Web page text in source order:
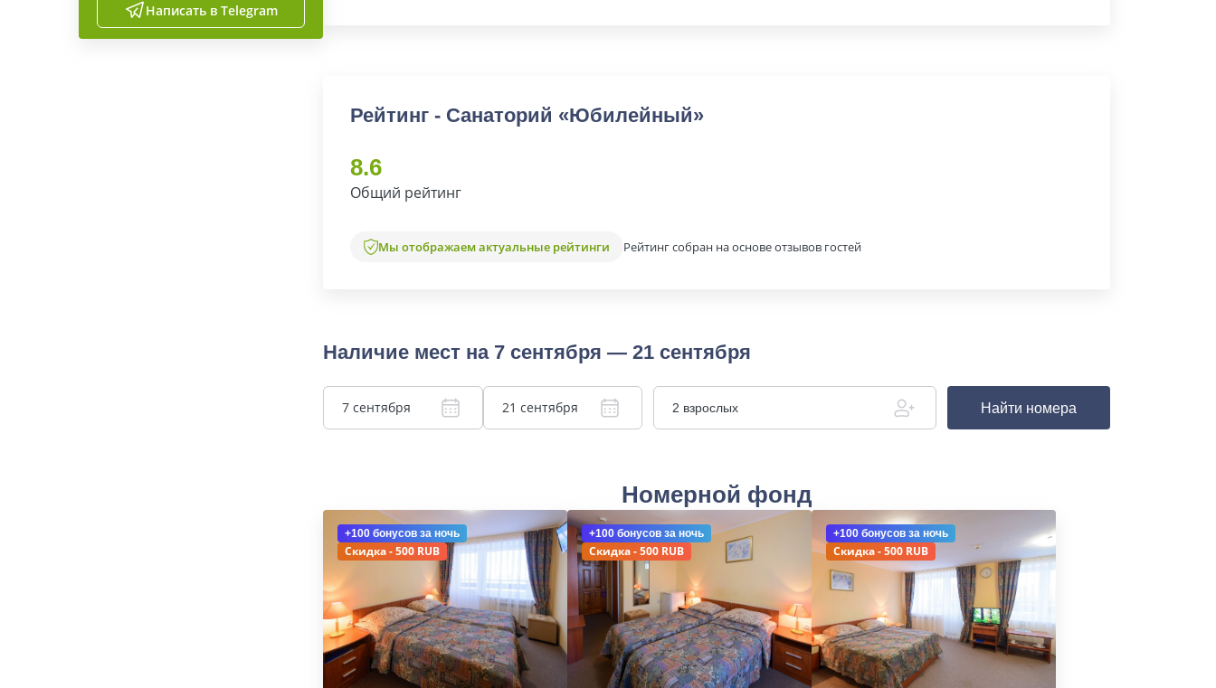
Написать в Telegram
Рейтинг - Санаторий «Юбилейный»
8.6
Общий рейтинг
Мы отображаем актуальные рейтинги Рейтинг собран на основе отзывов гостей
Наличие мест на 7 сентября — 21 сентября
7 сентября 21 сентября 2 взрослых Найти номера
Номерной фонд
+100 бонусов за ночь
Скидка - 500 RUB
+100 бонусов за ночь
Скидка - 500 RUB
+100 бонусов за ночь
Скидка - 500 RUB